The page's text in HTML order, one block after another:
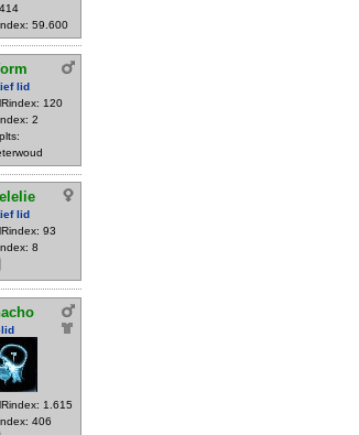
59.600
lid
120
2
lid
93
8
1.615
406